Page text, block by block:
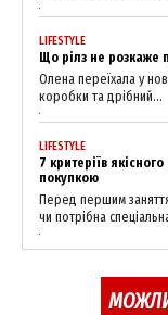
LIFESTYLE
Що рілз не розкаже
Олена переїхала у
коробки та дрібний...
LIFESTYLE
7 критеріїв
покупкою
Перед першим
чи потрібна